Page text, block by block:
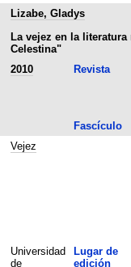
Lizabe, Gladys
La vejez en la
Celestina"
2010 Revista
Fascículo
Vejez
Universidad
de
Lugar de
edición